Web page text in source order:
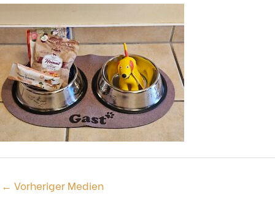
← Vorheriger Medien